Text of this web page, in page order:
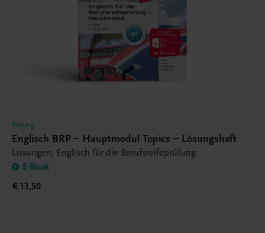
Bildung
Englisch BRP – Hauptmodul Topics – Lösungsheft
Lösungen, Englisch für die Berufsreifeprüfung
E-Book
€ 13,50